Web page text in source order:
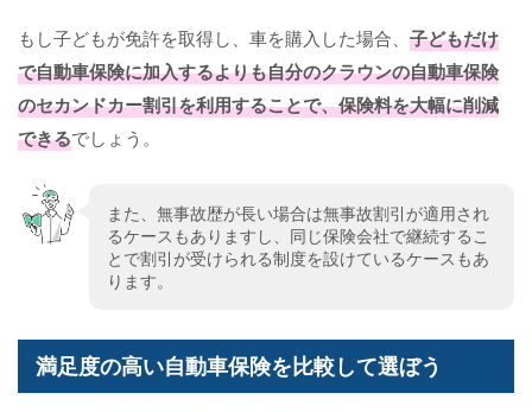
もし子どもが免許を取得し、車を購入した場合、 子どもだけ
で自動車保険に加入するよりも自分のクラウンの自動車保険
のセカンドカー割引を利用することで、保険料を大幅に削減
できるでしょう。
また、無事故歴が長い場合は無事故割引が適用され
るケースもありますし、同じ保険会社で継続するこ
とで割引が受けられる制度を設けているケースもあ
ります。
満足度の高い自動車保険を比較して選ぼう